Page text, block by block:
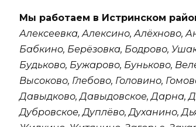
Мы работаем в Истринском
Алексеевка, Алексино, Алёхново,
Бабкино, Берёзовка, Бодрово,
Будьково, Бужарово, Буньково,
Высоково, Глебово, Головино,
Давыдково, Давыдовское, Дарна,
Дубровское, Дуплёво, Духанино,